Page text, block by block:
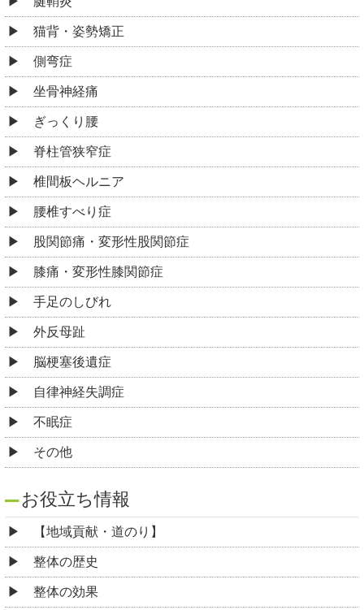
猫背・姿勢矯正
側弯症
坐骨神経痛
ぎっくり腰
脊柱管狭窄症
椎間板ヘルニア
腰椎すべり症
股関節痛・変形性股関節症
膝痛・変形性膝関節症
手足のしびれ
外反母趾
脳梗塞後遺症
自律神経失調症
不眠症
その他
お役立ち情報
【地域貢献・道のり】
整体の歴史
整体の効果